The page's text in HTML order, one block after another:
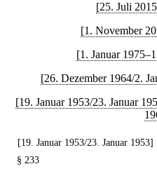
[25. Juli
[1. November
[1. Januar
[26. Dezember 1964/2.
[19. Januar 1953/23. Januar
[19. Januar 1953/23. Januar 1953]
§ 233